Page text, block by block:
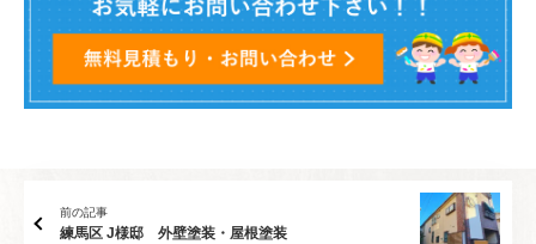
前の記事
練馬区 J様邸 外壁塗装・屋根塗装